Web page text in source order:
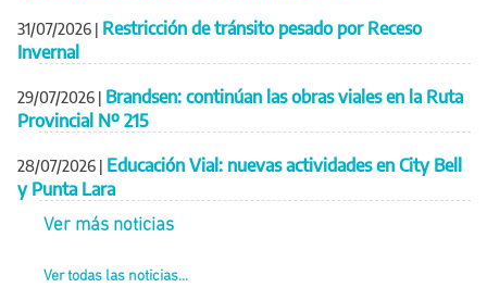
31/07/2026 | Restricción de tránsito pesado por Receso
Invernal
29/07/2026 | Brandsen: continúan las obras viales en la Ruta
Provincial Nº 215
28/07/2026 | Educación Vial: nuevas actividades en City Bell
y Punta Lara
Ver más noticias
Ver todas las noticias...